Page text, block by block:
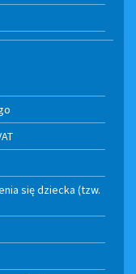
się dziecka (tzw.